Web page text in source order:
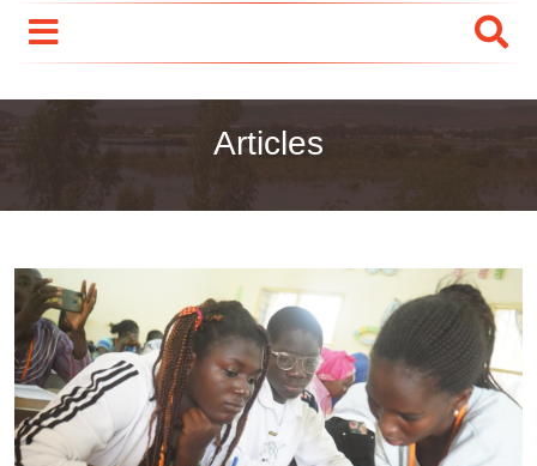
Articles